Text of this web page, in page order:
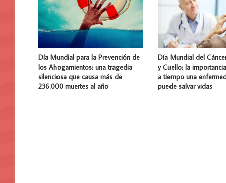
Día Mundial para la Prevención de
los Ahogamientos: una tragedia
silenciosa que causa más de
236.000 muertes al año
Día Mundial del
y Cuello: la
a tiempo una
puede salvar vidas